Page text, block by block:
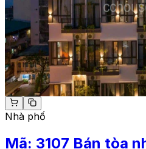
Nhà phố
Mã: 3107 Bán tòa